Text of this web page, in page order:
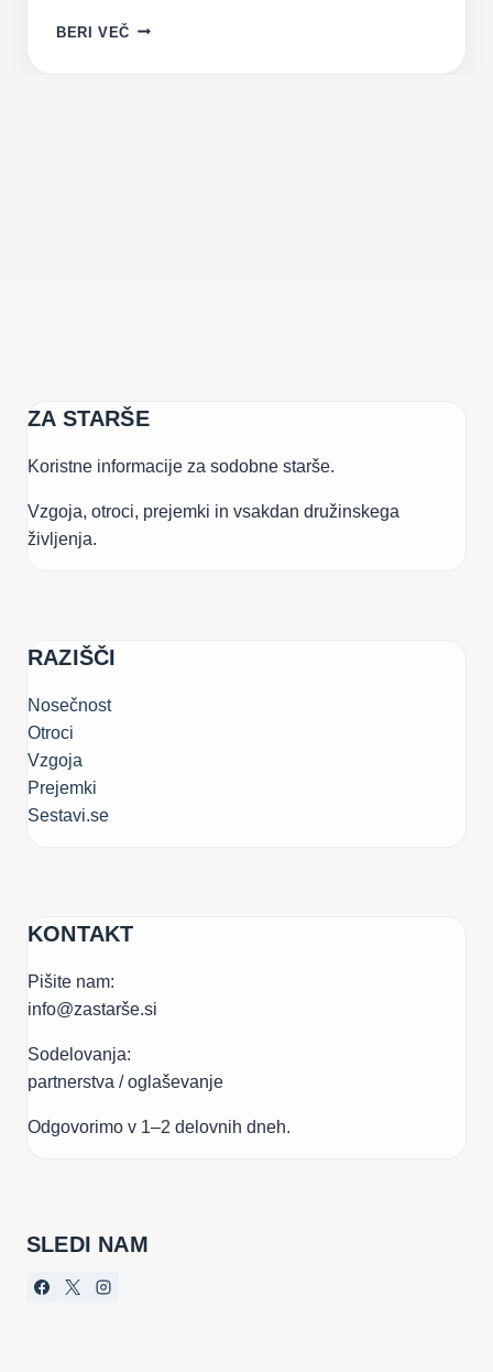
BERI VEČ KAKO
MOČAN
ZA STARŠE
Koristne informacije za sodobne starše.
Vzgoja, otroci, prejemki in vsakdan družinskega
življenja.
RAZIŠČI
Nosečnost
Otroci
Vzgoja
Prejemki
Sestavi.se
KONTAKT
Pišite nam:
info@zastarše.si
Sodelovanja:
partnerstva / oglaševanje
Odgovorimo v 1–2 delovnih dneh.
SLEDI NAM